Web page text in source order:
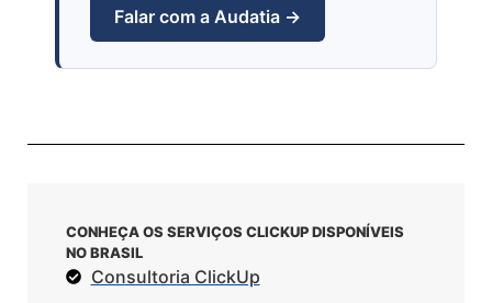
Falar com a Audatia →
CONHEÇA OS SERVIÇOS CLICKUP DISPONÍVEIS
NO BRASIL
Consultoria ClickUp